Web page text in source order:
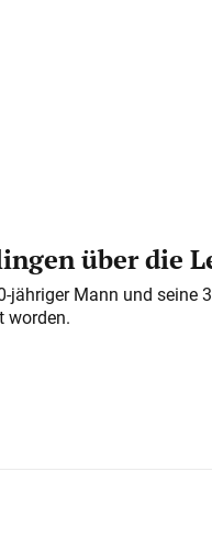
über die
jähriger Mann und seine
worden.